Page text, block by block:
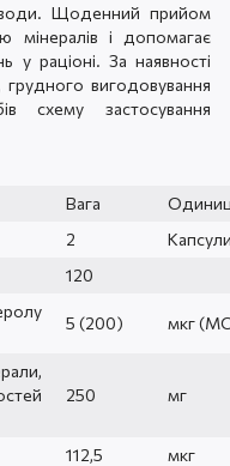
води. Щоденний прийом
мінералів і допомагає
у раціоні. За наявності
грудного вигодовування
схему застосування
Вага
2
120
5 (200) мкг
250 мг
112,5
мкг